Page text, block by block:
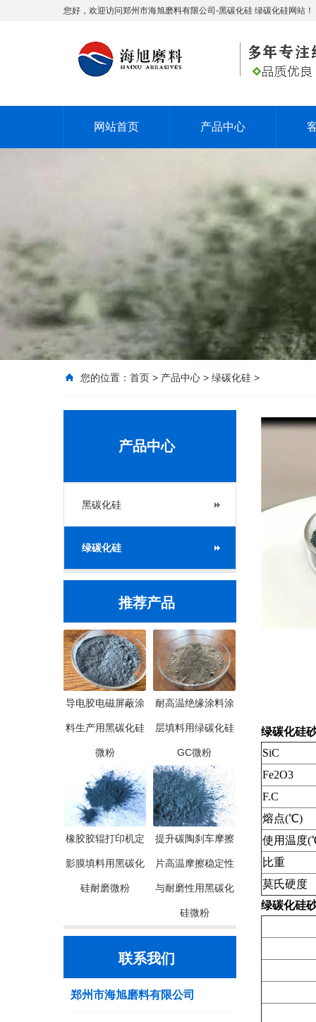
您好，欢迎访问郑州市海旭磨料有限公司-黑碳化硅 绿碳化硅网站！
网站首页 产品中心
您的位置： 首页 > 产品中心 > 绿碳化硅 >
产品中心
黑碳化硅
绿碳化硅
推荐产品
导电胶电磁屏蔽涂
料生产用黑碳化硅
微粉
耐高温绝缘涂料涂
层填料用绿碳化硅
GC微粉
橡胶胶辊打印机定
影膜填料用黑碳化
硅耐磨微粉
提升碳陶刹车摩擦
片高温摩擦稳定性
与耐磨性用黑碳化
硅微粉
联系我们
郑州市海旭磨料有限公司
绿碳化硅
SiC
Fe2O3
F.C
熔点(℃)
使用温度
比重
莫氏硬度
绿碳化硅